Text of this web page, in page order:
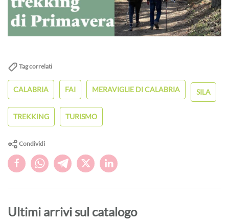
Tag correlati
CALABRIA FAI MERAVIGLIE DI CALABRIA SILA
TREKKING TURISMO
Condividi
Ultimi arrivi sul catalogo